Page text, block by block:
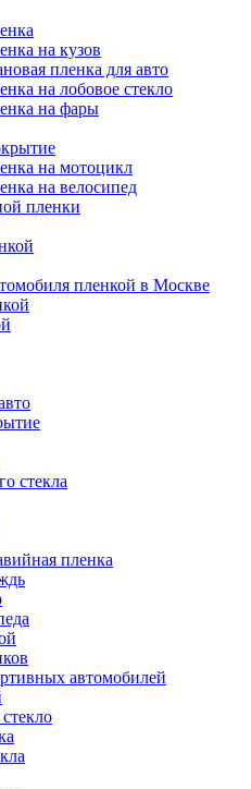
на кузов
пленка для авто
на лобовое стекло
на фары
на мотоцикл
на велосипед
пленки
пленкой в Москве
стекла
пленка
автомобилей